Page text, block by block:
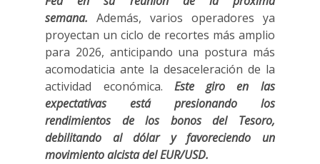
semana. Además, varios operadores ya
proyectan un ciclo de recortes más amplio
para 2026, anticipando una postura más
acomodaticia ante la desaceleración de la
actividad económica. Este giro en las
expectativas está presionando los
rendimientos de los bonos del Tesoro,
debilitando al dólar y favoreciendo un
movimiento alcista del EUR/USD.